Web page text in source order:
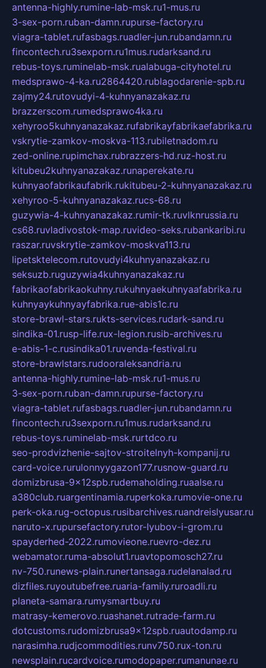
antenna-highly.rumine-lab-msk.ru1-mus.ru
3-sex-porn.ruban-damn.rupurse-factory.ru
viagra-tablet.rufasbags.ruadler-jun.rubandamn.ru
fincontech.ru3sexporn.ru1mus.rudarksand.ru
rebus-toys.ruminelab-msk.rualabuga-cityhotel.ru
medsprawo-4-ka.ru2864420.rublagodarenie-spb.ru
zajmy24.rutovudyi-4-kuhnyanazakaz.ru
brazzerscom.rumedsprawo4ka.ru
xehyroo5kuhnyanazakaz.rufabrikayfabrikaefabrika.ru
vskrytie-zamkov-moskva-113.rubiletnadom.ru
zed-online.rupimchax.rubrazzers-hd.ruz-host.ru
kitubeu2kuhnyanazakaz.runaperekate.ru
kuhnyaofabrikaufabrik.rukitubeu-2-kuhnyanazakaz.ru
xehyroo-5-kuhnyanazakaz.rucs-68.ru
guzywia-4-kuhnyanazakaz.rumir-tk.ruvlknrussia.ru
cs68.ruvladivostok-map.ruvideo-seks.rubankaribi.ru
raszar.ruvskrytie-zamkov-moskva113.ru
lipetsktelecom.rutovudyi4kuhnyanazakaz.ru
seksuzb.ruguzywia4kuhnyanazakaz.ru
fabrikaofabrikaokuhny.rukuhnyaekuhnyaafabrika.ru
kuhnyaykuhnyayfabrika.rue-abis1c.ru
store-brawl-stars.rukts-services.rudark-sand.ru
sindika-01.rusp-life.rux-legion.rusib-archives.ru
e-abis-1-c.rusindika01.ruvenda-festival.ru
store-brawlstars.rudooraleksandria.ru
antenna-highly.rumine-lab-msk.ru1-mus.ru
3-sex-porn.ruban-damn.rupurse-factory.ru
viagra-tablet.rufasbags.ruadler-jun.rubandamn.ru
fincontech.ru3sexporn.ru1mus.rudarksand.ru
rebus-toys.ruminelab-msk.rurtdco.ru
seo-prodvizhenie-sajtov-stroitelnyh-kompanij.ru
card-voice.rurulonnyygazon177.rusnow-guard.ru
domizbrusa-9x12spb.rudemaholding.ruaalse.ru
a380club.ruargentinamia.ruperkoka.rumovie-one.ru
perk-oka.rug-octopus.rusibarchives.ruandreislyusar.ru
naruto-x.rupursefactory.rutor-lyubov-i-grom.ru
spayderhed-2022.rumovieone.ruevro-dez.ru
webamator.ruma-absolut1.ruavtopomosch27.ru
nv-750.runews-plain.runertansaga.rudelanalad.ru
dizfiles.ruyoutubefree.ruaria-family.ruroadli.ru
planeta-samara.rumysmartbuy.ru
matrasy-kemerovo.ruashanet.rutrade-farm.ru
dotcustoms.rudomizbrusa9x12spb.ruautodamp.ru
narasimha.rudjcommodities.runv750.rux-ton.ru
newsplain.rucardvoice.rumodopaper.rumanunae.ru